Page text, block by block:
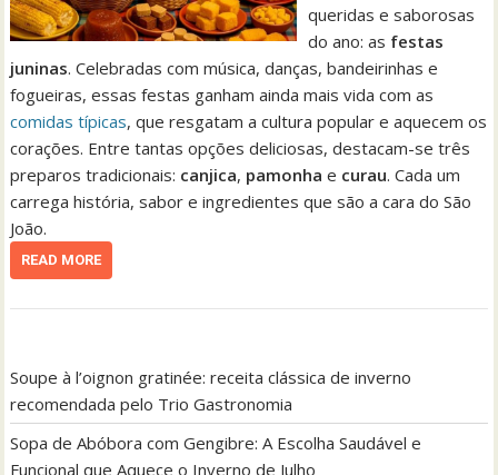
queridas e saborosas
do ano: as festas
juninas. Celebradas com música, danças, bandeirinhas e
fogueiras, essas festas ganham ainda mais vida com as
comidas típicas, que resgatam a cultura popular e aquecem os
corações. Entre tantas opções deliciosas, destacam-se três
preparos tradicionais: canjica, pamonha e curau. Cada um
carrega história, sabor e ingredientes que são a cara do São
João.
READ MORE
Soupe à l’oignon gratinée: receita clássica de inverno
recomendada pelo Trio Gastronomia
Sopa de Abóbora com Gengibre: A Escolha Saudável e
Funcional que Aquece o Inverno de Julho